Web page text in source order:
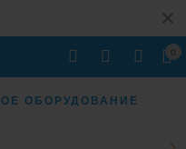
ОБОРУДОВАНИЕ